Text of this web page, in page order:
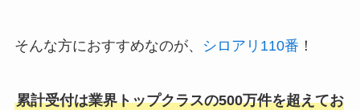
そんな方におすすめなのが、 シロアリ110番 ！
累計受付は業界トップクラスの500万件を超えてお